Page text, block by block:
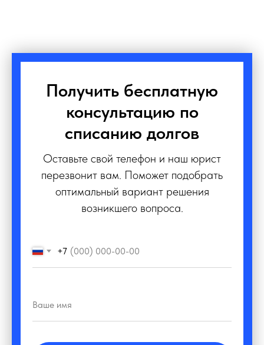
Получить бесплатную
консультацию по
списанию долгов
Оставьте свой телефон и наш юрист
перезвонит вам. Поможет подобрать
оптимальный вариант решения
возникшего вопроса.
+7